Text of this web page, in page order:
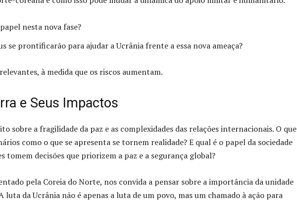
nesta nova fase?
se prontificarão para ajudar a Ucrânia frente a essa nova ameaça?
à medida que os riscos aumentam.
e Seus Impactos
sobre a fragilidade da paz e as complexidades das relações internacionais. O que
como o que se apresenta se tornem realidade? E qual é o papel da sociedade
tomem decisões que priorizem a paz e a segurança global?
pela Coreia do Norte, nos convida a pensar sobre a importância da unidade
luta da Ucrânia não é apenas a luta de um povo, mas um chamado à ação para